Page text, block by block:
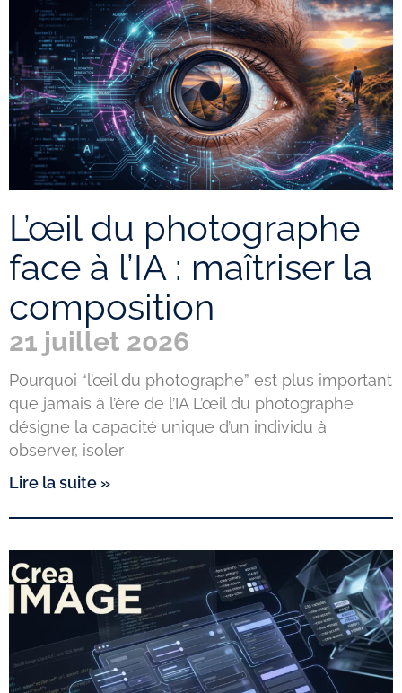
L’œil du photographe
face à l’IA : maîtriser la
composition
21 juillet 2026
Pourquoi “l’œil du photographe” est plus important
que jamais à l’ère de l’IA L’œil du photographe
désigne la capacité unique d’un individu à
observer, isoler
Lire la suite »